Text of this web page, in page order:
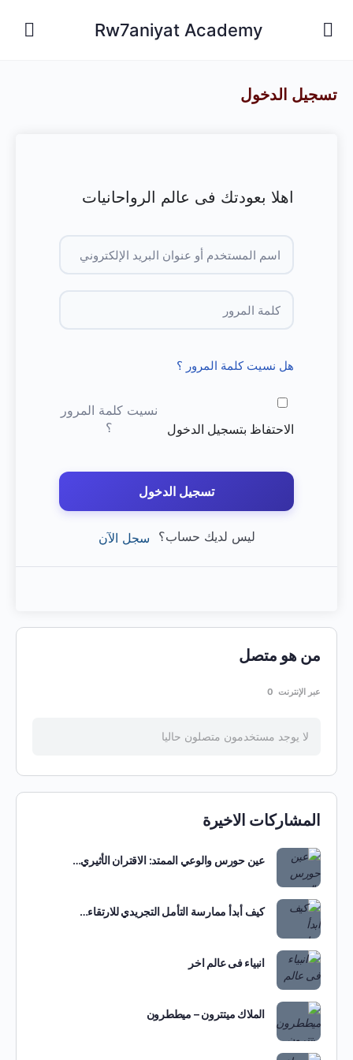
Rw7aniyat Academy
تسجيل الدخول
اهلا بعودتك فى عالم الرواحانيات
هل نسيت كلمة المرور ؟
الاحتفاظ بتسجيل الدخول
نسيت كلمة المرور
؟
تسجيل الدخول
ليس لديك حساب؟ سجل الآن
من هو متصل
عبر الإنترنت 0
لا يوجد مستخدمون متصلون حاليا
المشاركات الاخيرة
عين حورس والوعي الممتد: الاقتران الأثيري…
كيف أبدأ ممارسة التأمل التجريدي للارتقاء…
انبياء فى عالم اخر
الملاك ميتترون – ميططرون